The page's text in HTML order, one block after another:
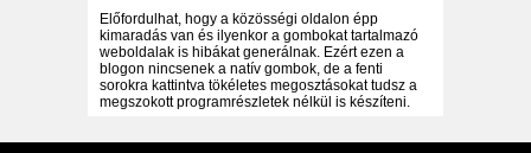
Előfordulhat, hogy a közösségi oldalon épp
kimaradás van és ilyenkor a gombokat tartalmazó
weboldalak is hibákat generálnak. Ezért ezen a
blogon nincsenek a natív gombok, de a fenti
sorokra kattintva tökéletes megosztásokat tudsz a
megszokott programrészletek nélkül is készíteni.